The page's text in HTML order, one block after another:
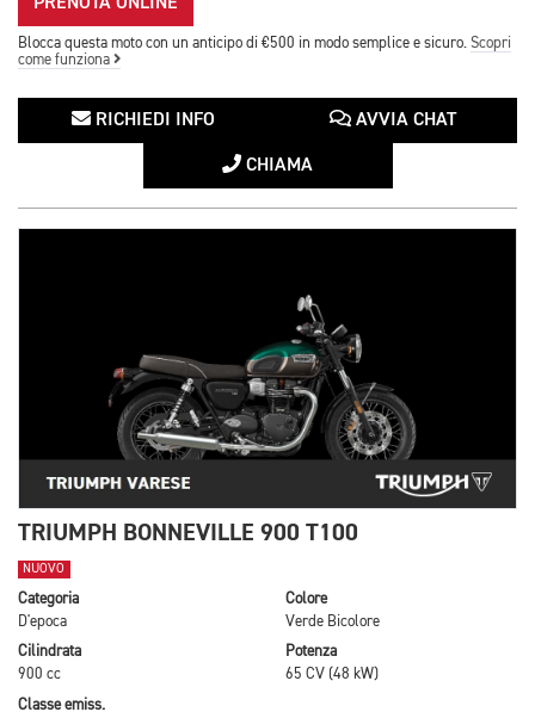
PRENOTA ONLINE
Blocca questa moto con un anticipo di €500 in modo semplice e sicuro. Scopri
come funziona
RICHIEDI INFO AVVIA CHAT
CHIAMA
TRIUMPH BONNEVILLE 900 T100
NUOVO
Categoria
D'epoca
Colore
Verde Bicolore
Cilindrata
900 cc
Potenza
65 CV (48 kW)
Classe emiss.